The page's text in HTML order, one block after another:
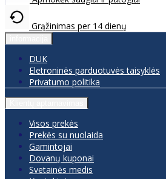
Grąžinimas per 14 dienų
DUK
Eletroninės parduotuvės taisyklės
Privatumo politika
Visos prekės
Prekės su nuolaida
Gamintojai
Dovanų kuponai
Svetainės medis